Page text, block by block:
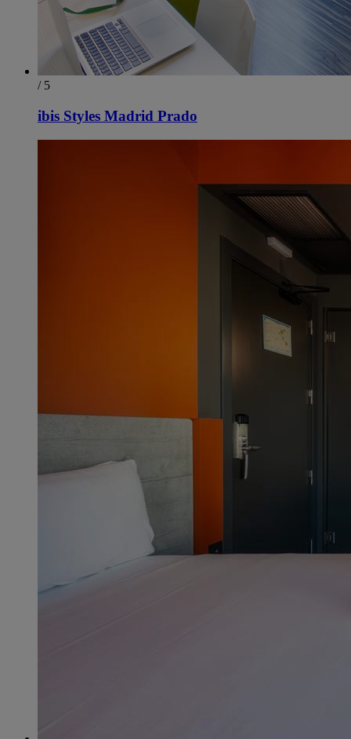
/ 5
ibis Styles Madrid Prado